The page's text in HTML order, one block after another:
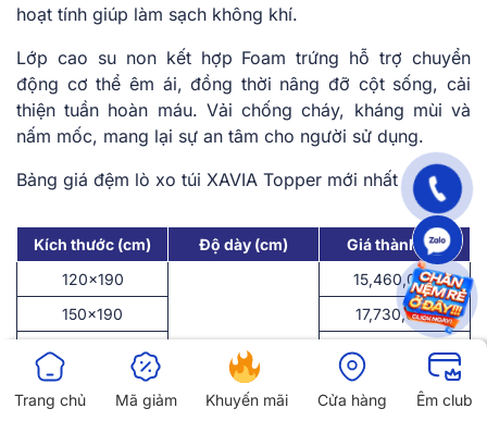
hoạt tính giúp làm sạch không khí.
Lớp cao su non kết hợp Foam trứng hỗ trợ chuyển
động cơ thể êm ái, đồng thời nâng đỡ cột sống, cải
thiện tuần hoàn máu. Vải chống cháy, kháng mùi và
nấm mốc, mang lại sự an tâm cho người sử dụng.
Bảng giá đệm lò xo túi XAVIA Topper mới nhất
Kích thước (cm) Độ dày (cm)
Giá thành (đ)
120×190
22
15,460,000
150×190
17,730,000
18,490,000
180×200
19,990,000
Trang chủ Mã giảm Khuyến mãi Cửa hàng Êm club